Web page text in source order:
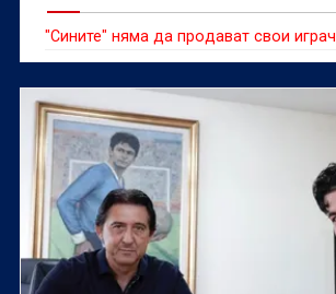
"Сините" няма да продават свои